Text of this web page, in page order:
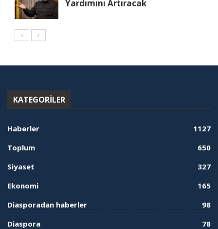
Yardımını Artıracak
KATEGORILER
Haberler
1127
Toplum
650
Siyaset
327
Ekonomi
165
Diasporadan haberler
98
Diaspora
78